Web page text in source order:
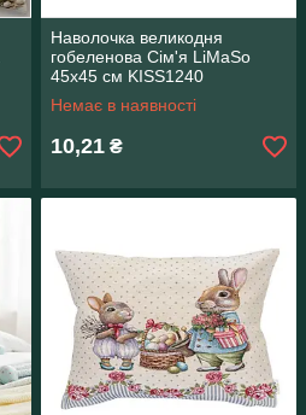
Наволочка великодня
гобеленова Сім'я LiMaSo
45х45 см KISS1240
Немає в наявності
10,21 ₴